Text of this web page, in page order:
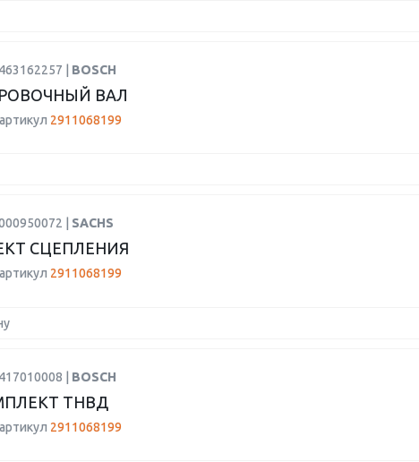
| BOSCH
ВАЛ
2911068199
| SACHS
СЦЕПЛЕНИЯ
2911068199
| BOSCH
ТНВД
2911068199